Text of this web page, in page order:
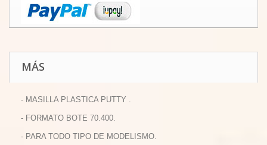
MÁS
- MASILLA PLASTICA PUTTY .
- FORMATO BOTE 70.400.
- PARA TODO TIPO DE MODELISMO.